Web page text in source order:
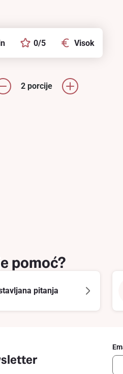
0/5 Visok
2 porcije
pomoć?
pitanja